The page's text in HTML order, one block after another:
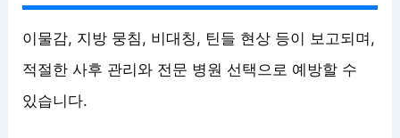
이물감, 지방 뭉침, 비대칭, 틴들 현상 등이 보고되며,
적절한 사후 관리와 전문 병원 선택으로 예방할 수
있습니다.